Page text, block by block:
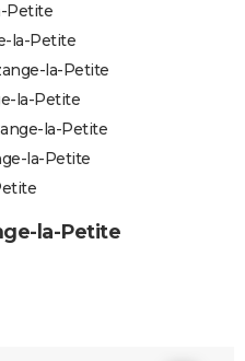
Petite
la-Petite
la-Petite
la-Petite
la-Petite
la-Petite
la-Petite